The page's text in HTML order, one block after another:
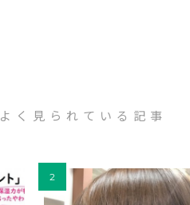
よく見られている記事